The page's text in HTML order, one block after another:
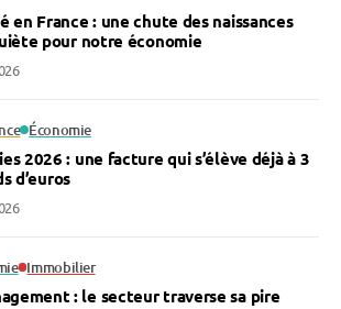
en France : une chute des naissances
pour notre économie
Économie
2026 : une facture qui s’élève déjà à 3
d’euros
Immobilier
: le secteur traverse sa pire